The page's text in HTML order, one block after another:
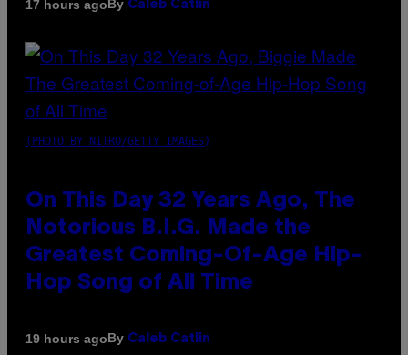
17 hours agoBy Caleb Catlin
(PHOTO BY NITRO/GETTY IMAGES)
On This Day 32 Years Ago, The
Notorious B.I.G. Made the
Greatest Coming-Of-Age Hip-
Hop Song of All Time
19 hours agoBy Caleb Catlin